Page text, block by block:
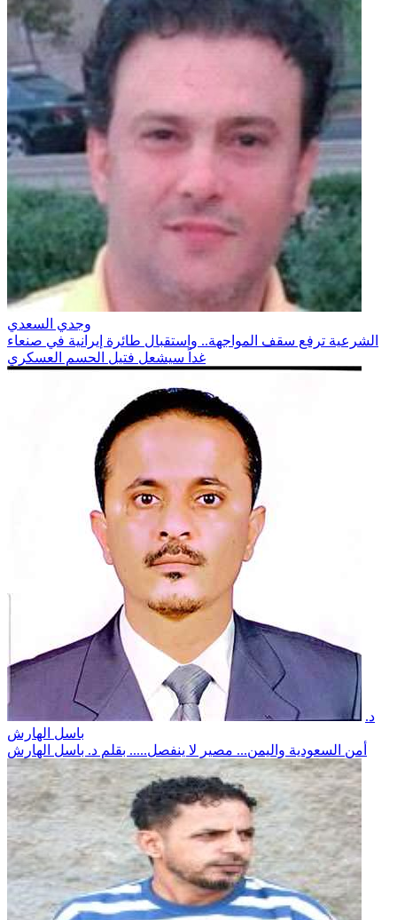
وجدي السعدي
الشرعية ترفع سقف المواجهة.. واستقبال طائرة إيرانية في صنعاء
غداً سيشعل فتيل الحسم العسكري
د.
باسل الهارش
أمن السعودية واليمن... مصير لا ينفصل..... بقلم د. باسل الهارش